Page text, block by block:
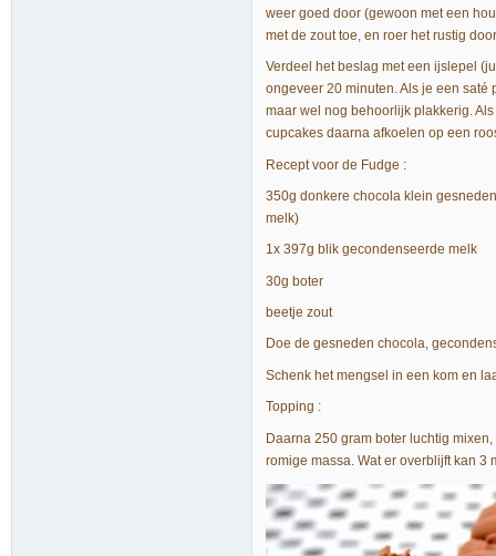
weer goed door (gewoon met een
met de zout toe, en roer het rustig
Verdeel het beslag met een ijslepel
ongeveer 20 minuten. Als je een
maar wel nog behoorlijk plakkerig.
cupcakes daarna afkoelen op een
Recept voor de Fudge :
350g donkere chocola klein
melk)
1x 397g blik gecondenseerde melk
30g boter
beetje zout
Doe de gesneden chocola,
Schenk het mengsel in een kom en
Topping :
Daarna 250 gram boter luchtig
romige massa. Wat er overblijft kan